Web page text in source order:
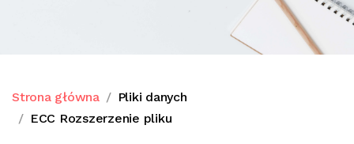
Strona główna
Pliki danych
ECC Rozszerzenie pliku